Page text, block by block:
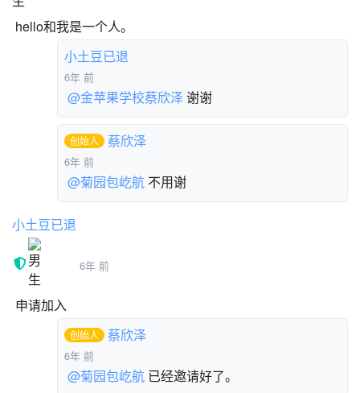
hello和我是一个人。
小土豆已退
6年 前
@金苹果学校蔡欣泽谢谢
创始人 蔡欣泽
6年 前
@菊园包屹航 不用谢
小土豆已退
6年 前
申请加入
创始人 蔡欣泽
6年 前
@菊园包屹航 已经邀请好了。